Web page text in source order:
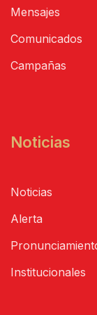
Mensajes
Comunicados
Campañas
Noticias
Noticias
Alerta
Institucionales